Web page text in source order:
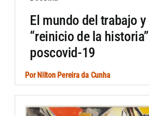
El mundo del trabajo y
“reinicio de la historia”
poscovid-19
Por Nilton Pereira da Cunha